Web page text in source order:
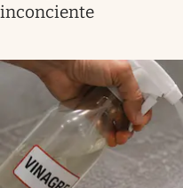
inconciente